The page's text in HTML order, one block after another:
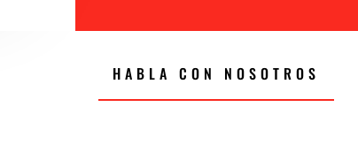
HABLA CON NOSOTROS